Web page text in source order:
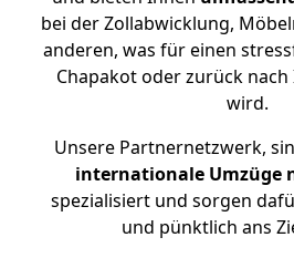
bei der Zollabwicklung,
anderen, was für einen
Chapakot oder zurück
wird.
Unsere Partnernetzwerk,
internationale Umzüge
spezialisiert und sorgen
und pünktlich ans